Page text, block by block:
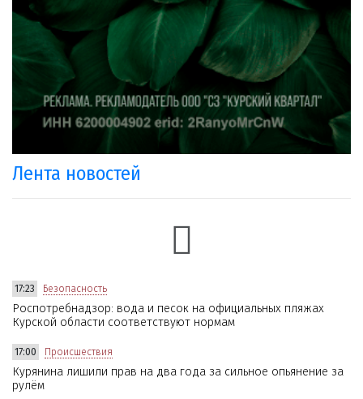
Лента новостей
17:23 Безопасность
Роспотребнадзор: вода и песок на официальных пляжах
Курской области соответствуют нормам
17:00 Происшествия
Курянина лишили прав на два года за сильное опьянение за
рулём